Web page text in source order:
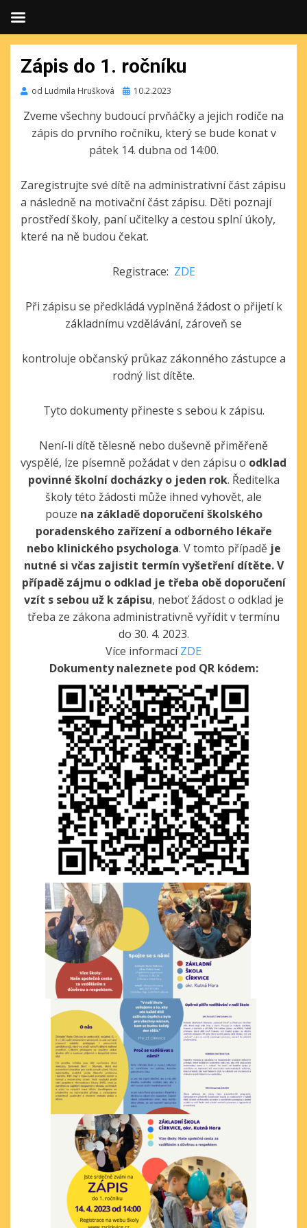
Zápis do 1. ročníku
od Ludmila Hrušková Publikováno
10.2.2023
Zveme všechny budoucí prvňáčky a jejich rodiče na
zápis do prvního ročníku, který se bude konat v
pátek 14. dubna od 14:00.
Zaregistrujte své dítě na administrativní část zápisu
a následně na motivační část zápisu. Děti poznají
prostředí školy, paní učitelky a cestou splní úkoly,
které na ně budou čekat.
Registrace: ZDE
Při zápisu se předkládá vyplněná žádost o přijetí k
základnímu vzdělávání, zároveň se
kontroluje občanský průkaz zákonného zástupce a
rodný list dítěte.
Tyto dokumenty přineste s sebou k zápisu.
Není-li dítě tělesně nebo duševně přiměřeně
vyspělé, lze písemně požádat v den zápisu o odklad
povinné školní docházky o jeden rok. Ředitelka
školy této žádosti může ihned vyhovět, ale
pouze na základě doporučení školského
poradenského zařízení a odborného lékaře
nebo klinického psychologa. V tomto případě je
nutné si včas zajistit termín vyšetření dítěte. V
případě zájmu o odklad je třeba obě doporučení
vzít s sebou už k zápisu, neboť žádost o odklad je
třeba ze zákona administrativně vyřídit v termínu
do 30. 4. 2023.
Více informacíZDE
Dokumenty naleznete pod QR kódem: